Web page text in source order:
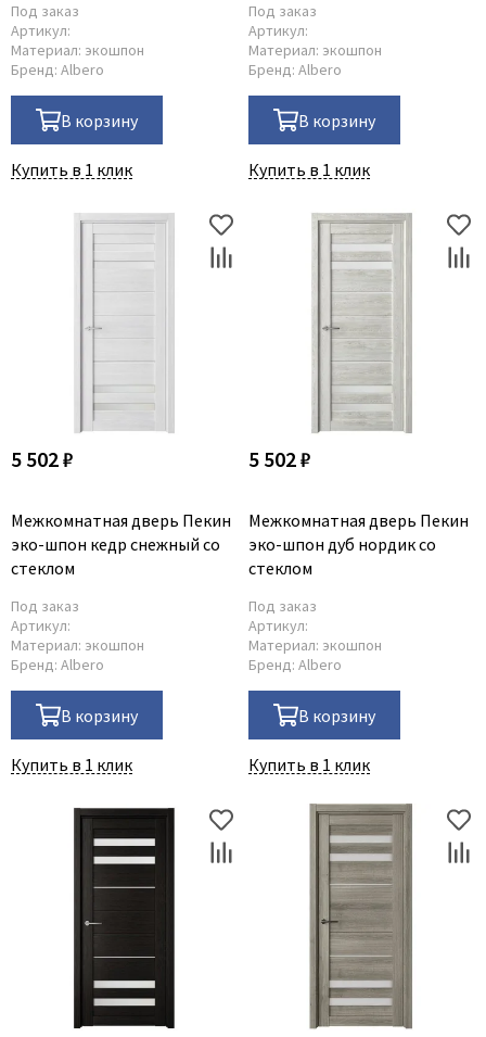
Под заказ
Артикул:
Материал: экошпон
Бренд: Albero
В корзину
Купить в 1 клик
Под заказ
Артикул:
Материал: экошпон
Бренд: Albero
В корзину
Купить в 1 клик
5 502 ₽
Межкомнатная дверь Пекин
эко-шпон кедр снежный со
стеклом
Под заказ
Артикул:
Материал: экошпон
Бренд: Albero
В корзину
Купить в 1 клик
5 502 ₽
Межкомнатная дверь Пекин
эко-шпон дуб нордик со
стеклом
Под заказ
Артикул:
Материал: экошпон
Бренд: Albero
В корзину
Купить в 1 клик